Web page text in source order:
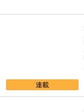
連載